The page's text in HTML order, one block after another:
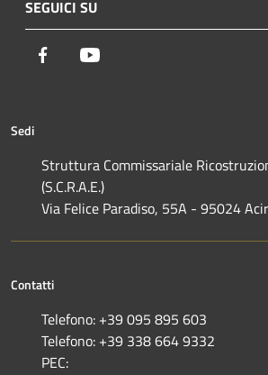
SEGUICI SU
Facebook
Sedi
Struttura Commissariale
(S.C.R.A.E.)
Via Felice Paradiso, 55A - 95024
Contatti
Telefono: +39 095 895 603
Telefono: +39 338 664 9332
PEC: